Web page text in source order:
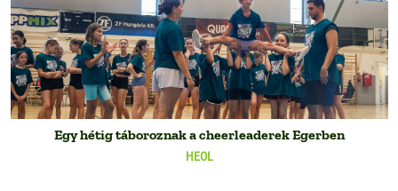
HEOL
Egy hétig táboroznak a cheerleaderek Egerben